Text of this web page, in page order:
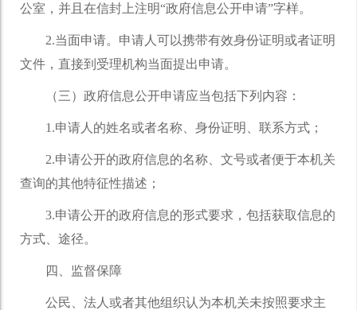
公室，并且在信封上注明“政府信息公开申请”字样。
2.当面申请。申请人可以携带有效身份证明或者证明
文件，直接到受理机构当面提出申请。
（三）政府信息公开申请应当包括下列内容：
1.申请人的姓名或者名称、身份证明、联系方式；
2.申请公开的政府信息的名称、文号或者便于本机关
查询的其他特征性描述；
3.申请公开的政府信息的形式要求，包括获取信息的
方式、途径。
四、监督保障
公民、法人或者其他组织认为本机关未按照要求主